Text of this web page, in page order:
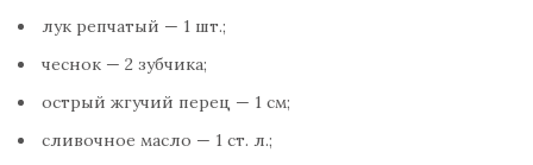
лук репчатый — 1 шт.;
чеснок — 2 зубчика;
острый жгучий перец — 1 см;
сливочное масло — 1 ст. л.;